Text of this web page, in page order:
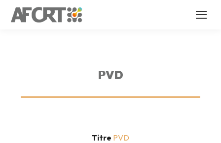
PVD
Titre PVD